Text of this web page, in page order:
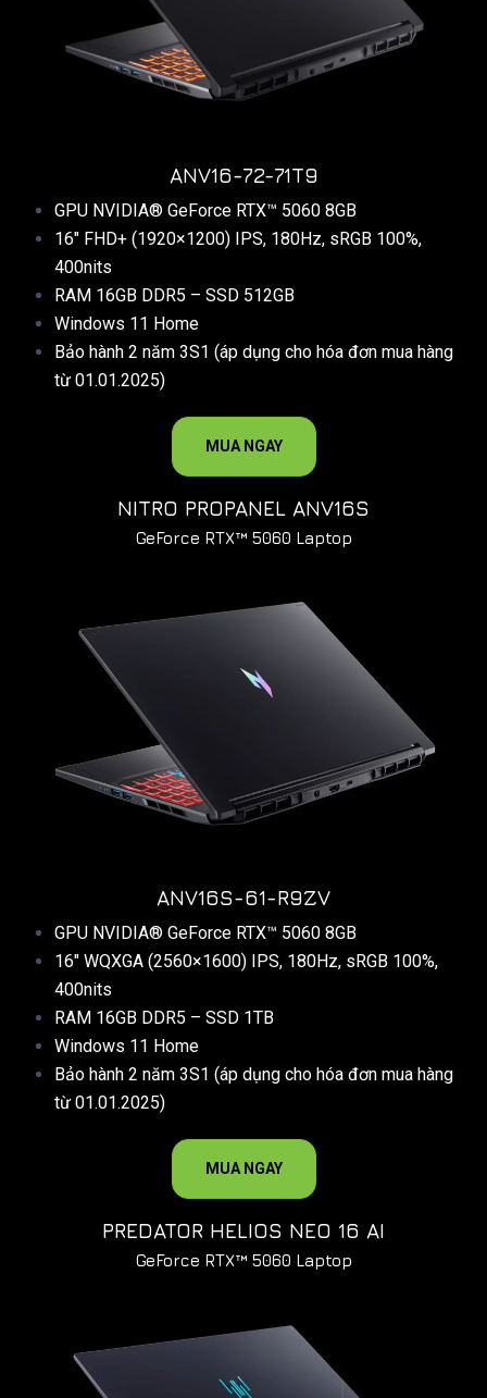
ANV16-72-71T9
GPU NVIDIA® GeForce RTX™ 5060 8GB
16″ FHD+ (1920×1200) IPS, 180Hz, sRGB 100%,
400nits
RAM 16GB DDR5 – SSD 512GB
Windows 11 Home
Bảo hành 2 năm 3S1 (áp dụng cho hóa đơn mua hàng
từ 01.01.2025)
MUA NGAY
NITRO PROPANEL ANV16S
GeForce RTX™ 5060 Laptop
ANV16S-61-R9ZV
GPU NVIDIA® GeForce RTX™ 5060 8GB
16″ WQXGA (2560×1600) IPS, 180Hz, sRGB 100%,
400nits
RAM 16GB DDR5 – SSD 1TB
Windows 11 Home
Bảo hành 2 năm 3S1 (áp dụng cho hóa đơn mua hàng
từ 01.01.2025)
MUA NGAY
PREDATOR HELIOS NEO 16 AI
GeForce RTX™ 5060 Laptop